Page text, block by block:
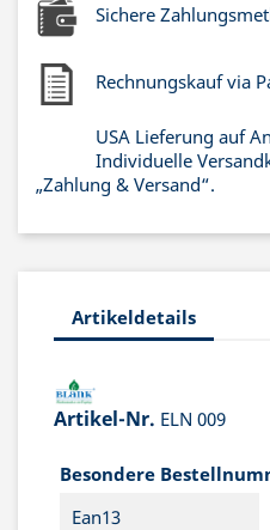
Sichere
Rechnungskauf via
USA Lieferung auf
Individuelle
„Zahlung & Versand“.
Artikeldetails
Artikel-Nr. ELN 009
Besondere
Ean13